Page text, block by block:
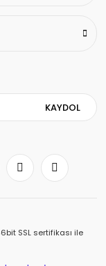
KAYDOL
SSL sertifikası ile